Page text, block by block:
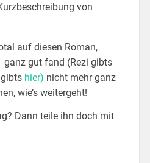
von
auf diesen Roman,
ganz gut fand (Rezi gibts
hier) nicht mehr ganz
wie’s weitergeht!
Dann teile ihn doch mit